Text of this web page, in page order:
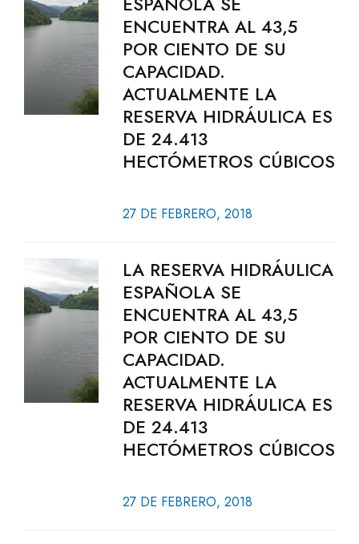
ENCUENTRA AL 43,5
POR CIENTO DE SU
CAPACIDAD.
ACTUALMENTE LA
RESERVA HIDRÁULICA ES
DE 24.413
HECTÓMETROS CÚBICOS
27 DE FEBRERO, 2018
LA RESERVA HIDRÁULICA
ESPAÑOLA SE
ENCUENTRA AL 43,5
POR CIENTO DE SU
CAPACIDAD.
ACTUALMENTE LA
RESERVA HIDRÁULICA ES
DE 24.413
HECTÓMETROS CÚBICOS
27 DE FEBRERO, 2018